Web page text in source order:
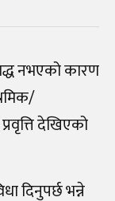
नभएको कारण
देखिएको
दिनुपर्छ भन्ने